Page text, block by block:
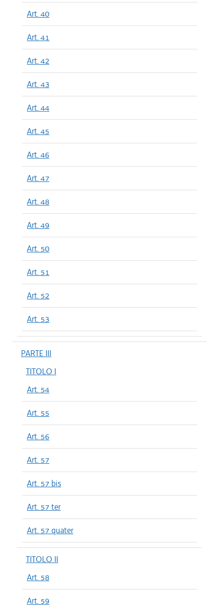
Art. 40
Art. 41
Art. 42
Art. 43
Art. 44
Art. 45
Art. 46
Art. 47
Art. 48
Art. 49
Art. 50
Art. 51
Art. 52
Art. 53
PARTE III
TITOLO I
Art. 54
Art. 55
Art. 56
Art. 57
Art. 57 bis
Art. 57 ter
Art. 57 quater
TITOLO II
Art. 58
Art. 59